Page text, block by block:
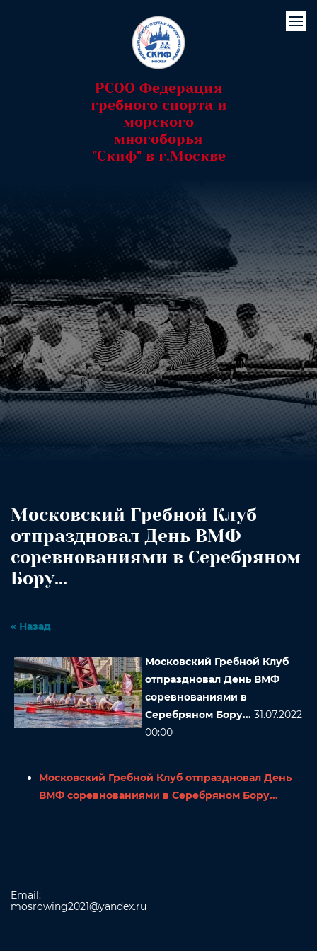
РСОО Федерация
гребного спорта и
морского
многоборья
"Скиф" в г.Москве
Московский Гребной Клуб
отпраздновал День ВМФ
соревнованиями в Серебряном
Бору...
« Назад
Московский Гребной Клуб
отпраздновал День ВМФ
соревнованиями в
Серебряном Бору... 31.07.2022
00:00
Московский Гребной Клуб отпраздновал День
ВМФ соревнованиями в Серебряном Бору...
Email:
mosrowing2021@yandex.ru